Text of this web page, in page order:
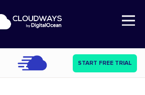
Open Nav
START FREE TRIAL